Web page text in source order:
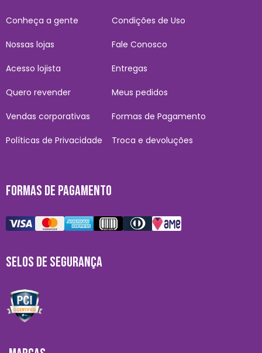
Conheça a gente
Nossas lojas
Acesso lojista
Quero revender
Vendas corporativas
Políticas de Privacidade
Condições de Uso
Fale Conosco
Entregas
Meus pedidos
Formas de Pagamento
Troca e devoluções
FORMAS DE PAGAMENTO
SELOS DE SEGURANÇA